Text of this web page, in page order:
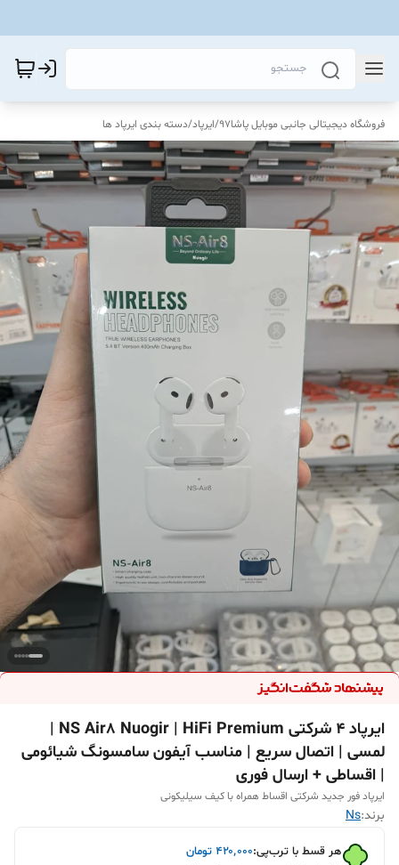
فروشگاه دیجیتالی جانبی موبایل پاشا97 /ایرپاد/دسته بندی ایرپاد ها
ایرپاد ۴ شرکتی NS Air8 Nuogir | HiFi Premium |
لمسی | اتصال سریع | مناسب آیفون سامسونگ شیائومی
| اقساطی + ارسال فوری
ایرپاد فور جدید شرکتی اقساط همراه با کیف سیلیکونی
برند:Ns
هر قسط با ترب‌پی:۴۲۰٬۰۰۰ تومان